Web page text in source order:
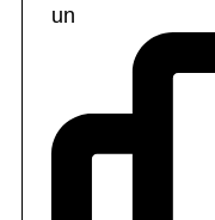
un